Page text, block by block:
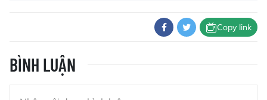
Copy link
BÌNH LUẬN